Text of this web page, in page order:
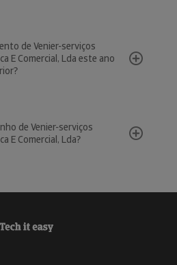
de Venier-serviços
E Comercial, Lda este ano
de Venier-serviços
E Comercial, Lda?